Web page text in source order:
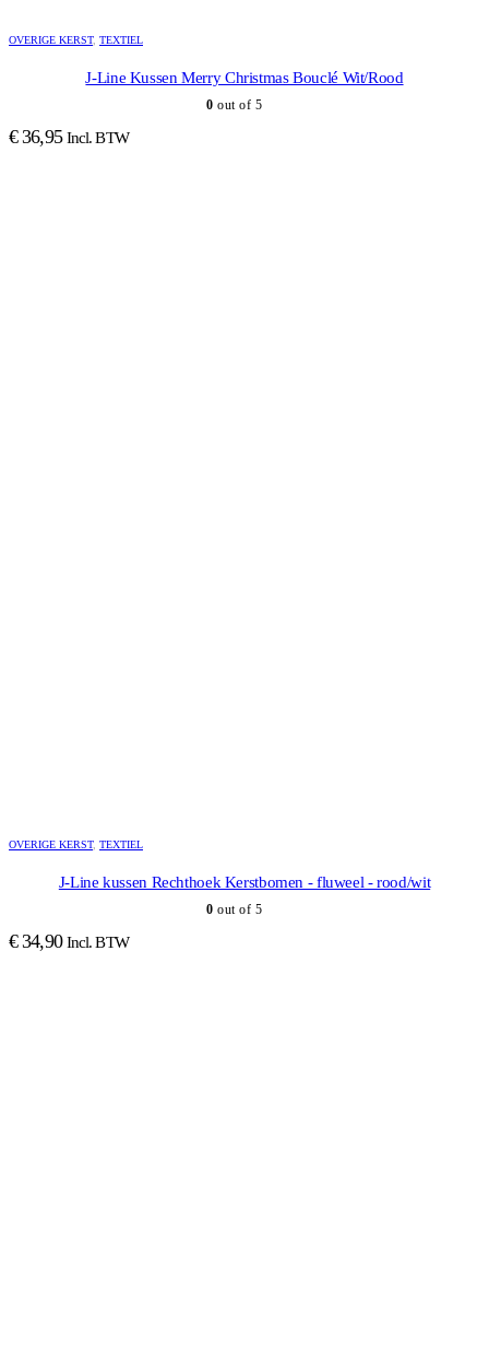
OVERIGE KERST, TEXTIEL
J-Line Kussen Merry Christmas Bouclé Wit/Rood
0 out of 5
€36,95 Incl. BTW
OVERIGE KERST, TEXTIEL
J-Line kussen Rechthoek Kerstbomen - fluweel - rood/wit
0 out of 5
€34,90 Incl. BTW